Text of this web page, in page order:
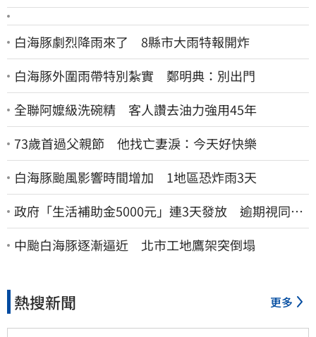
白海豚劇烈降雨來了 8縣市大雨特報開炸
白海豚外圍雨帶特別紮實 鄭明典：別出門
全聯阿嬤級洗碗精 客人讚去油力強用45年
73歲首過父親節 他找亡妻淚：今天好快樂
白海豚颱風影響時間增加 1地區恐炸雨3天
政府「生活補助金5000元」連3天發放 逾期視同放
棄
中颱白海豚逐漸逼近 北市工地鷹架突倒塌
熱搜新聞 更多